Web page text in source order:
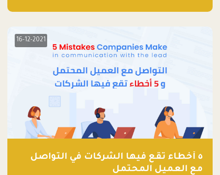
مشاركاً من أبرز صناديق رأس المال الجريء وممثلي المؤسسات
16-12-2021
٥ أخطاء تقع فيها الشركات في التواصل
مع العميل المحتمل